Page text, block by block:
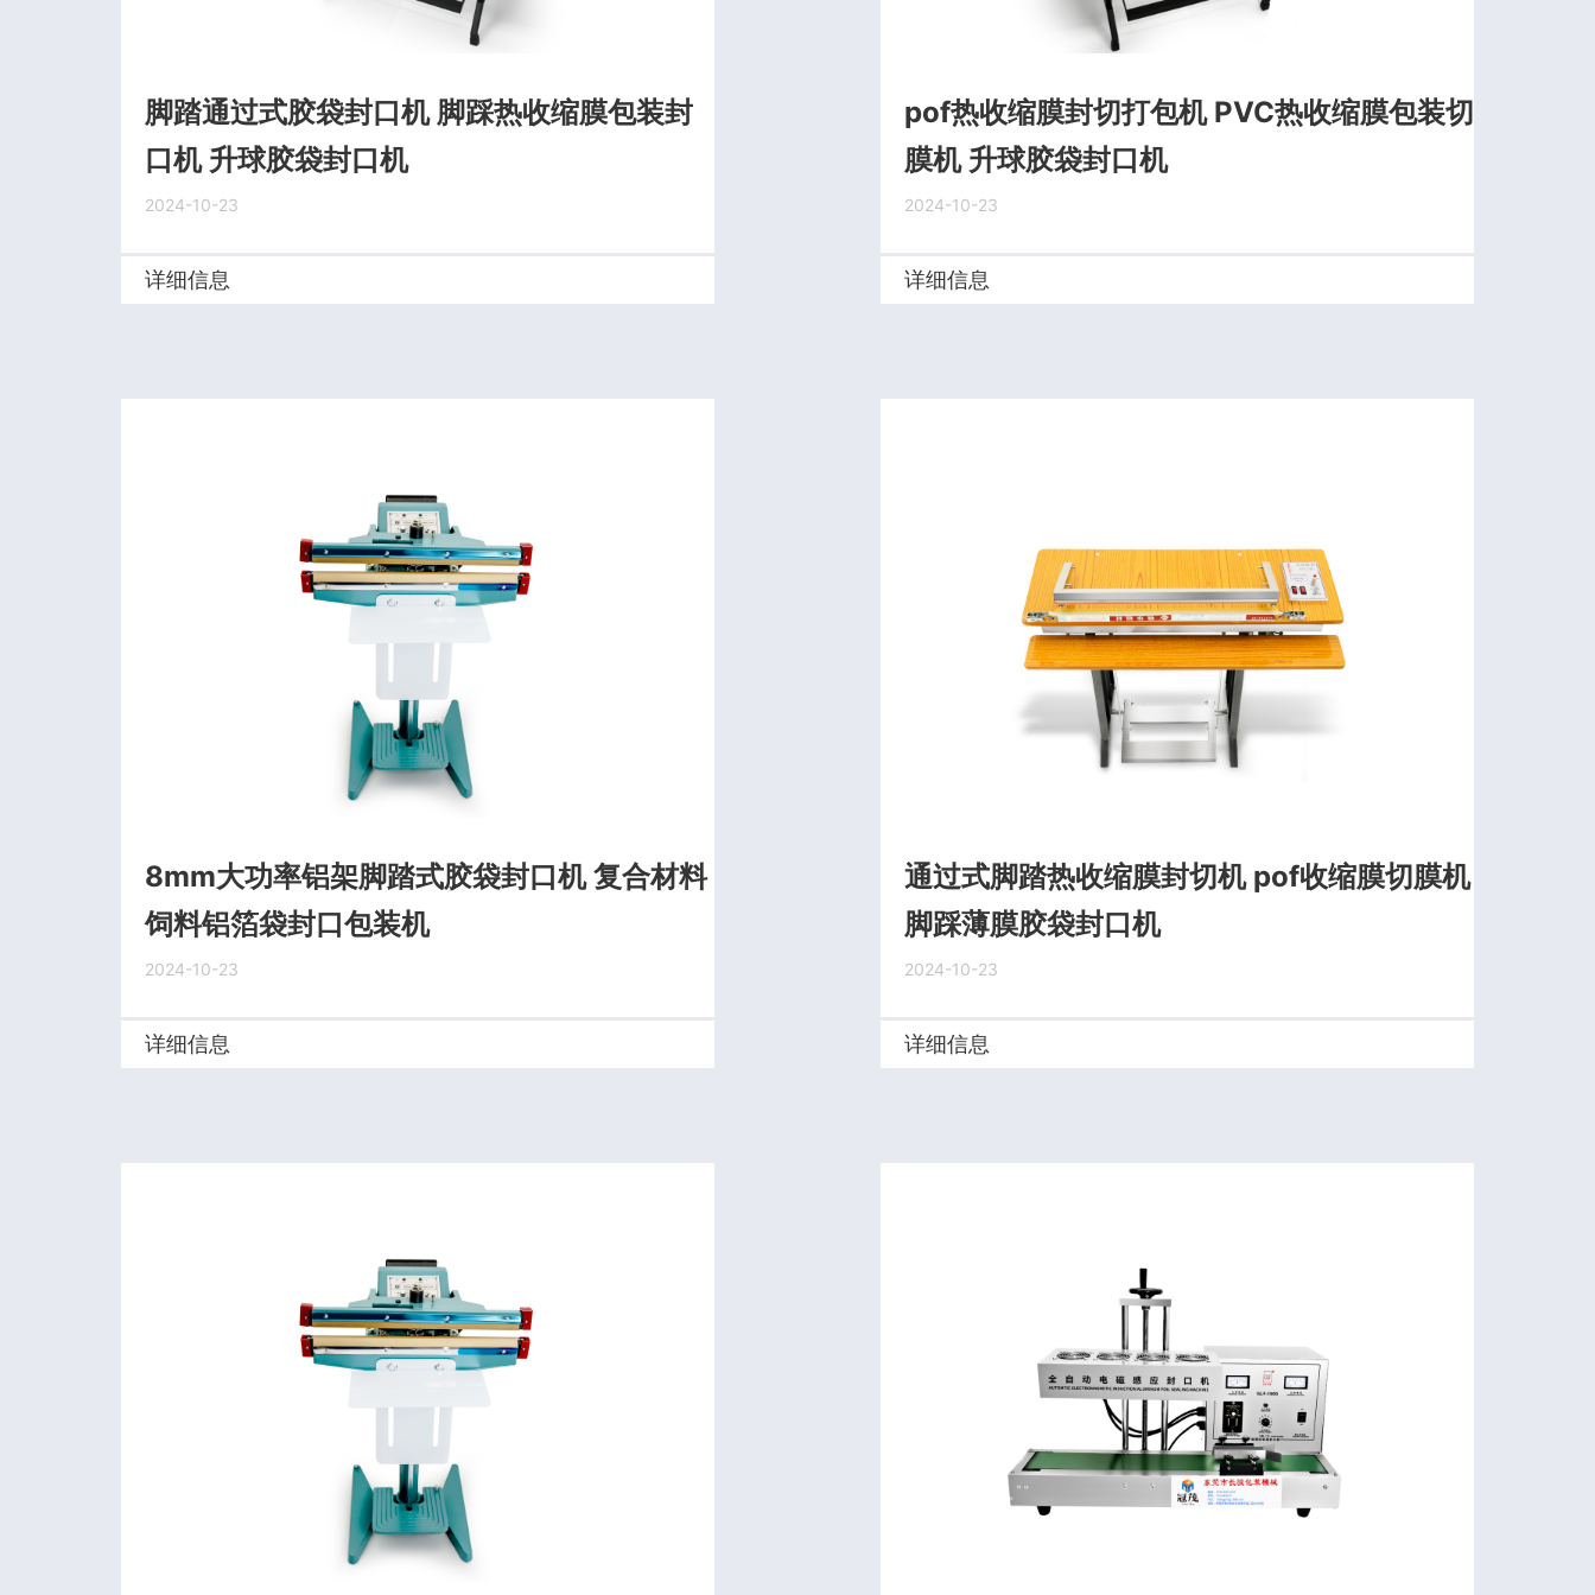
脚踏通过式胶袋封口机 脚踩热收缩膜包装封
口机 升球胶袋封口机
2024-10-23
详细信息
pof热收缩膜封切打包机 PVC热收缩膜包装切
膜机 升球胶袋封口机
2024-10-23
详细信息
8mm大功率铝架脚踏式胶袋封口机 复合材料
饲料铝箔袋封口包装机
2024-10-23
详细信息
通过式脚踏热收缩膜封切机 pof收缩膜切膜机
脚踩薄膜胶袋封口机
2024-10-23
详细信息